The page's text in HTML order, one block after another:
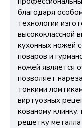
благодаря
технологии
высококлассной
кухонных ножей
поваров и
ножей является
позволяет
тонкими
виртуозных
кованому
решетку